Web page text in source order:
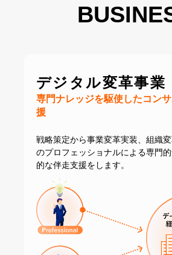
デジタル変革事業
専門ナレッジを駆使したコン
援
戦略策定から事業変革実装、組織変
のプロフェッショナルによる専門
的な伴走支援をします。